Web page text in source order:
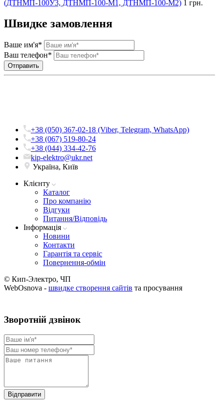
(ДТНМП-100У3, ДТНМП-100-М1, ДТНМП-100-М2) 1 грн.
Швидке замовлення
Ваше им'я*
Ваш телефон*
+38 (050) 367-02-18 (Viber, Telegram, WhatsApp)
+38 (067) 519-80-24
+38 (044) 334-42-76
kip-elektro@ukr.net
Україна, Київ
Клієнту
Каталог
Про компанію
Вiдгуки
Питання/Відповідь
Iнформацiя
Новини
Контакти
Гарантія та сервіс
Повернення-обмін
© Кип-Электро, ЧП
WebOsnova - швидке створення сайтів та просування
Зворотнiй дзвiнок